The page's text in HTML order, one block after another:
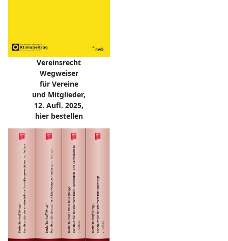
Vereinsrecht
Wegweiser
für Vereine
und Mitglieder,
12. Aufl. 2025,
hier bestellen